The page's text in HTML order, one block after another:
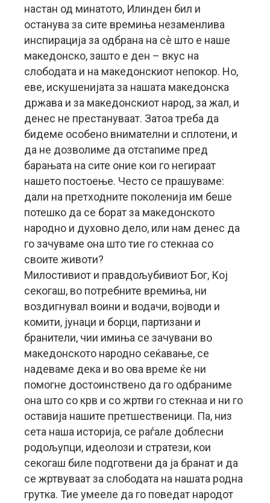
настан од минатото, Илинден бил и
останува за сите времиња незаменлива
инспирација за одбрана на сè што е наше
македонско, зашто е ден – вкус на
слободата и на македонскиот непокор. Но,
еве, искушенијата за нашата македонска
држава и за македонскиот народ, за жал, и
денес не престануваат. Затоа треба да
бидеме особено внимателни и сплотени, и
да не дозволиме да отстапиме пред
барањата на сите оние кои го негираат
нашето постоење. Често се прашуваме:
дали на претходните поколенија им беше
потешко да се борат за македонското
народно и духовно дело, или нам денес да
го зачуваме она што тие го стекнаа со
своите животи?
Милостивиот и правдољубивиот Бог, Кој
секогаш, во потребните времиња, ни
воздигнувал воини и водачи, војводи и
комити, јунаци и борци, партизани и
бранители, чии имиња се зачувани во
македонското народно сеќавање, се
надеваме дека и во ова време ќе ни
помогне достоинствено да го одбраниме
она што со крв и со жртви го стекнаа и ни го
оставија нашите претшественици. Па, низ
сета наша историја, се раѓале доблесни
родољупци, идеолози и стратези, кои
секогаш биле подготвени да ја бранат и да
се жртвуваат за слободата на нашата родна
грутка. Тие умееле да го поведат народот